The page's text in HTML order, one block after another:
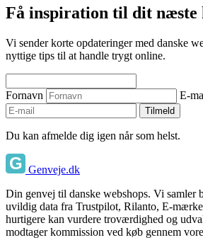
Få inspiration til dit næste
Vi sender korte opdateringer med danske
nyttige tips til at handle trygt online.
Fornavn E-
Tilmeld
Du kan afmelde dig igen når som helst.
Genveje.dk
Din genvej til danske webshops. Vi samler
uvildig data fra Trustpilot, Rilanto, E-
hurtigere kan vurdere troværdighed og
modtager kommission ved køb gennem